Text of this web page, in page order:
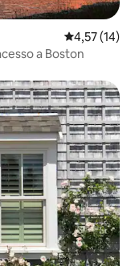
4,57 de uma
4,57 (14)
a Boston